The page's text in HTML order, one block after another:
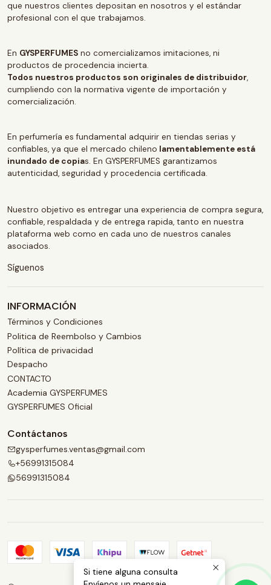
que nuestros clientes depositan en nosotros y el estándar
profesional con el que trabajamos.
En GYSPERFUMES no comercializamos imitaciones, ni
productos de procedencia incierta.
Todos nuestros productos son originales de distribuidor,
cumpliendo con la normativa vigente de importación y
comercialización.
En perfumería es fundamental adquirir en tiendas serias y
confiables, ya que el mercado chileno lamentablemente está
inundado de copias. En GYSPERFUMES garantizamos
autenticidad, seguridad y procedencia certificada.
Nuestro objetivo es entregar una experiencia de compra segura,
confiable, respaldada y de entrega rapida, tanto en nuestra
plataforma web como en cada uno de nuestros canales
asociados.
Síguenos
INFORMACIÓN
Términos y Condiciones
Politica de Reembolso y Cambios
Política de privacidad
Despacho
CONTACTO
Academia GYSPERFUMES
GYSPERFUMES Oficial
Contáctanos
gysperfumes.ventas@gmail.com
+56991315084
56991315084
Si tiene alguna consulta